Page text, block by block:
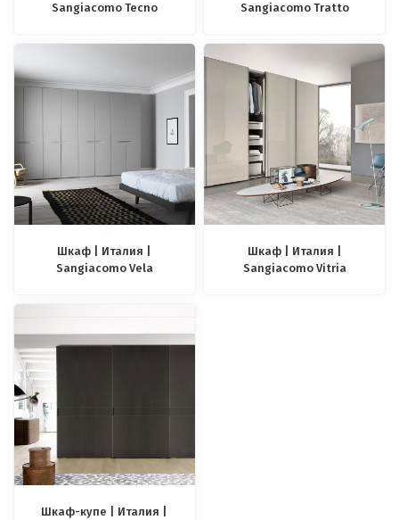
Sangiacomo Tecno
Sangiacomo Tratto
Шкаф | Италия |
Sangiacomo Vela
Шкаф | Италия |
Sangiacomo Vitria
Шкаф-купе | Италия |